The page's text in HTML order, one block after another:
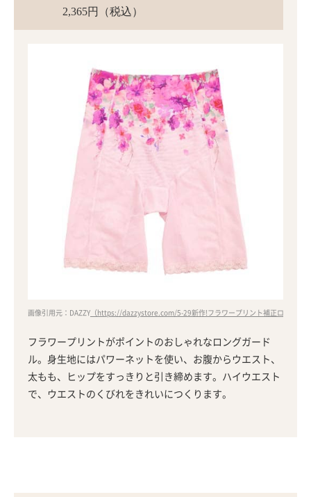
2,365円（税込）
画像引用元：DAZZY （https://dazzystore.com/5-29新作!フラワープリント補正ロング
フラワープリントがポイントのおしゃれなロングガード
ル。身生地にはパワーネットを使い、お腹からウエスト、
太もも、ヒップをすっきりと引き締めます。ハイウエスト
で、ウエストのくびれをきれいにつくります。